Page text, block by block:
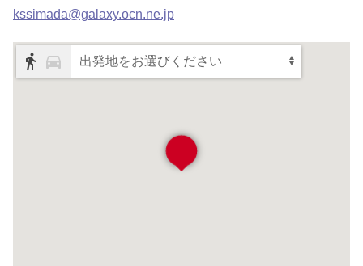
kssimada@galaxy.ocn.ne.jp
出発地をお選びください